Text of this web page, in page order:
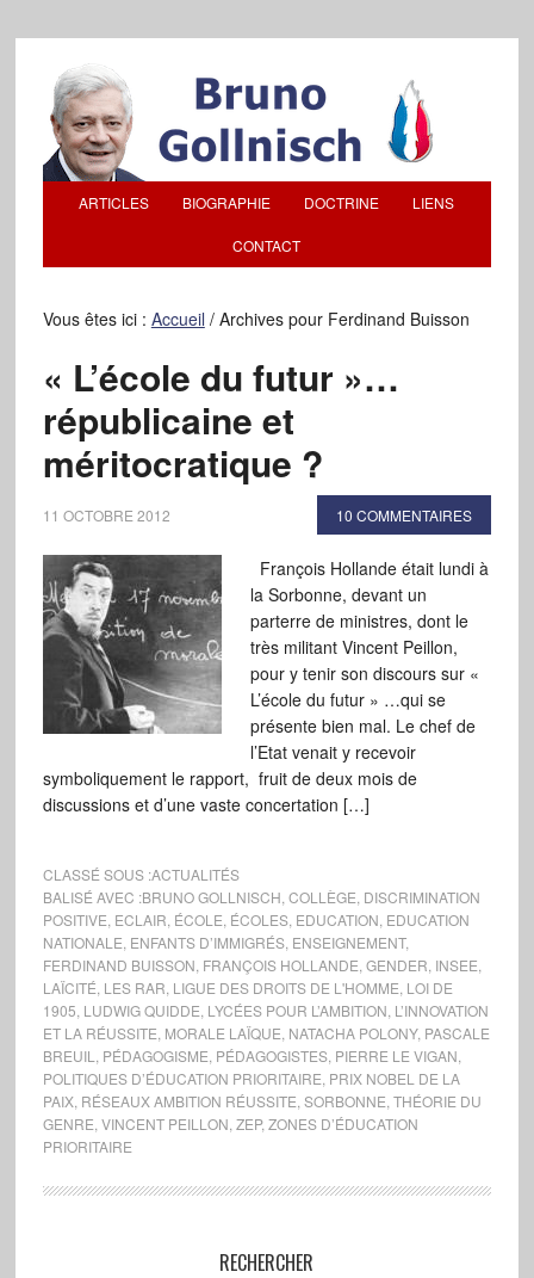
ARTICLES BIOGRAPHIE DOCTRINE LIENS
CONTACT
Vous êtes ici : Accueil /Archives pour Ferdinand Buisson
« L’école du futur »…
républicaine et
méritocratique ?
11 OCTOBRE 2012 10 COMMENTAIRES
François Hollande était lundi à
la Sorbonne, devant un
parterre de ministres, dont le
très militant Vincent Peillon,
pour y tenir son discours sur «
L’école du futur » …qui se
présente bien mal. Le chef de
l’Etat venait y recevoir
symboliquement le rapport, fruit de deux mois de
discussions et d’une vaste concertation […]
CLASSÉ SOUS :ACTUALITÉS
BALISÉ AVEC :BRUNO GOLLNISCH COLLÈGE DISCRIMINATION
POSITIVE ECLAIR ÉCOLE ÉCOLES, EDUCATION EDUCATION
NATIONALE ENFANTS D’IMMIGRÉS, ENSEIGNEMENT,
FERDINAND BUISSON FRANÇOIS HOLLANDE GENDER INSEE
LAÏCITÉ LES RAR LIGUE DES DROITS DE L'HOMME LOI DE
1905 LUDWIG QUIDDE LYCÉES POUR L’AMBITION L’INNOVATION
ET LA RÉUSSITE MORALE LAÏQUE NATACHA POLONY, PASCALE
BREUIL
PÉDAGOGISME PÉDAGOGISTES, PIERRE LE VIGAN
POLITIQUES D’ÉDUCATION PRIORITAIRE PRIX NOBEL DE LA
PAIX, RÉSEAUX AMBITION RÉUSSITE SORBONNE THÉORIE DU
GENRE VINCENT PEILLON ZEP, ZONES D’ÉDUCATION
PRIORITAIRE
RECHERCHER